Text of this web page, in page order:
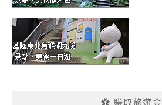
✿ 賺取旅遊金